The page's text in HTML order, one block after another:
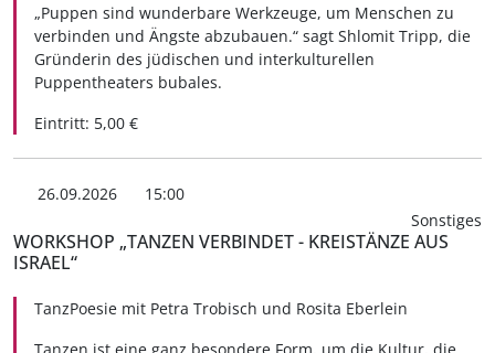
„Puppen sind wunderbare Werkzeuge, um Menschen zu
verbinden und Ängste abzubauen.“ sagt Shlomit Tripp, die
Gründerin des jüdischen und interkulturellen
Puppentheaters bubales.
Eintritt: 5,00 €
26.09.2026
15:00
Sonstiges
WORKSHOP „TANZEN VERBINDET - KREISTÄNZE AUS
ISRAEL“
TanzPoesie mit Petra Trobisch und Rosita Eberlein